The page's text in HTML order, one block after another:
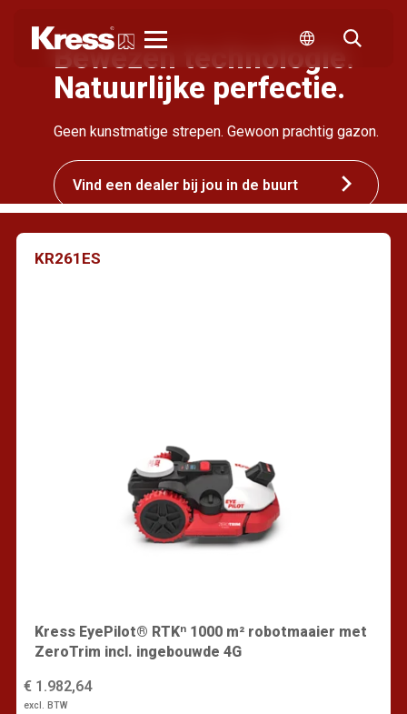
Bewezen technologie.
Natuurlijke perfectie.
Geen kunstmatige strepen. Gewoon prachtig gazon.
Vind een dealer bij jou in de buurt
KR261ES
Kress EyePilot® RTKⁿ 1000 m² robotmaaier met
ZeroTrim incl. ingebouwde 4G
€ 1.982,64
excl. BTW